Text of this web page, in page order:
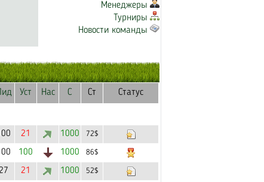
Менеджеры
Турниры
Новости команды
Уст Нас С Ст Статус
21 1000 72$
100 1000 86$
21 1000 52$